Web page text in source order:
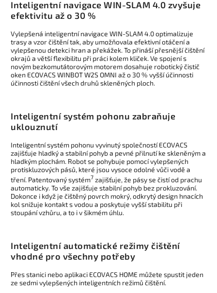
Inteligentní navigace WIN-SLAM 4.0 zvyšuje
efektivitu až o 30 %
Vylepšená inteligentní navigace WIN-SLAM 4.0 optimalizuje
trasy a vzor čištění tak, aby umožňovala efektivní otáčení a
vylepšenou detekci hran a překážek. To přináší přesnější čištění
okrajů a větší flexibilitu při práci kolem kliček. Ve spojení s
novým bezkomutátorovým motorem dosahuje robotický čistič
oken ECOVACS WINBOT W2S OMNI až o 30 % vyšší účinnosti
účinnosti čištění všech druhů skleněných ploch.
Inteligentní systém pohonu zabraňuje
uklouznutí
Inteligentní systém pohonu vyvinutý společností ECOVACS
zajišťuje hladký a stabilní pohyb a pevné přilnutí ke skleněným a
hladkým plochám. Robot se pohybuje pomocí vylepšených
protiskluzových pásů, které jsou vysoce odolné vůči vodě a
tření. Patentovaný systém7 zajišťuje, že pásy se čistí od prachu
automaticky. To vše zajišťuje stabilní pohyb bez prokluzování.
Dokonce i když je čištěný povrch mokrý, odkrytý design hnacích
kol snižuje kontakt s vodou a poskytuje vyšší stabilitu při
stoupání vzhůru, a to i v šikmém úhlu.
Inteligentní automatické režimy čištění
vhodné pro všechny potřeby
Přes stanici nebo aplikaci ECOVACS HOME můžete spustit jeden
ze sedmi vylepšených inteligentních režimů čištění.